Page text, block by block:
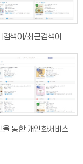
검색어/최근검색어
을 통한 개인화서비스